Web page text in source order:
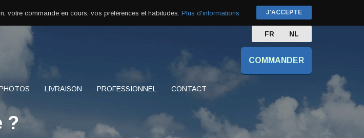
votre commande en cours, vos préférences et habitudes. Plus d'informations J'ACCEPTE
FR NL
COMMANDER
LIVRAISON PROFESSIONNEL CONTACT
?